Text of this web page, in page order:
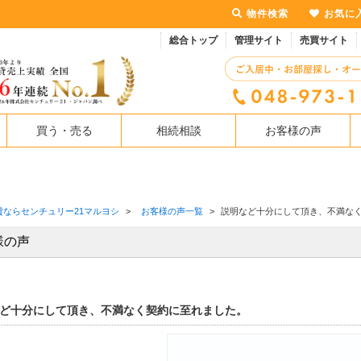
総合トップ 管理サイト 売買サイト
買う・売る 相続相談 お客様の声
ならセンチュリー21マルヨシ > お客様の声一覧 > 説明など十分にして頂き、不満な
の声
十分にして頂き、不満なく契約に至れました。
物件検索 お気に